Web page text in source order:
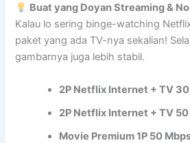
Buat yang Doyan Streaming &
Kalau lo sering binge-watching
paket yang ada TV-nya sekalian!
gambarnya juga lebih stabil.
2P Netflix Internet + TV
2P Netflix Internet + TV
Movie Premium 1P 50